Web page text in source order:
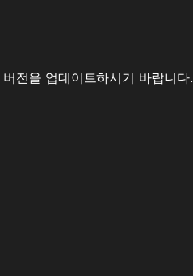
전을 업데이트하시기 바랍니다.